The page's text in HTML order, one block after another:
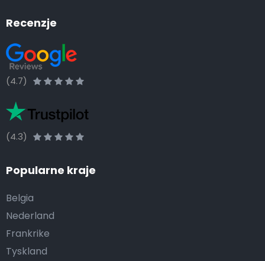
Recenzje
(4.7)
(4.3)
Popularne kraje
Belgia
Nederland
Frankrike
Tyskland